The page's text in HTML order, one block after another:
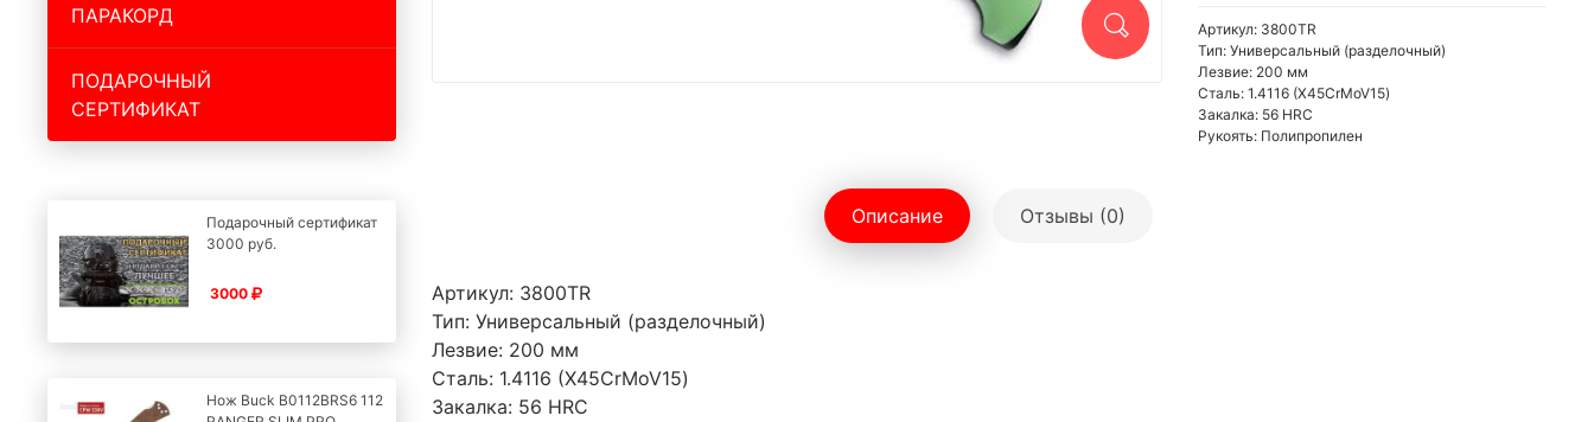
ПАРАКОРД
ПОДАРОЧНЫЙ
СЕРТИФИКАТ
Подарочный сертификат
3000 руб.
3000
Нож Buck B0112BRS6 112
Артикул: 3800TR
Тип: Универсальный (разделочный)
Лезвие: 200 мм
Сталь: 1.4116 (X45CrMoV15)
Закалка: 56 HRC
Рукоять: Полипропилен
Описание Отзывы (0)
Артикул: 3800TR
Тип: Универсальный (разделочный)
Лезвие: 200 мм
Сталь: 1.4116 (X45CrMoV15)
Закалка: 56 HRC